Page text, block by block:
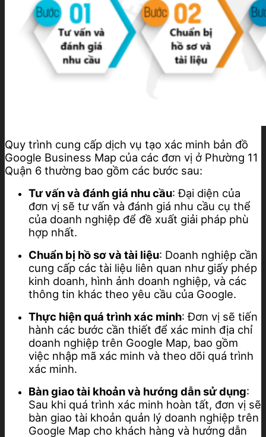
Quy trình cung cấp dịch vụ tạo xác minh bản đồ
Google Business Map của các đơn vị ở Phường 11
Quận 6 thường bao gồm các bước sau:
Tư vấn và đánh giá nhu cầu: Đại diện của
đơn vị sẽ tư vấn và đánh giá nhu cầu cụ thể
của doanh nghiệp để đề xuất giải pháp phù
hợp nhất.
Chuẩn bị hồ sơ và tài liệu: Doanh nghiệp cần
cung cấp các tài liệu liên quan như giấy phép
kinh doanh, hình ảnh doanh nghiệp, và các
thông tin khác theo yêu cầu của Google.
Thực hiện quá trình xác minh: Đơn vị sẽ tiến
hành các bước cần thiết để xác minh địa chỉ
doanh nghiệp trên Google Map, bao gồm
việc nhập mã xác minh và theo dõi quá trình
xác minh.
Bàn giao tài khoản và hướng dẫn sử dụng:
Sau khi quá trình xác minh hoàn tất, đơn vị sẽ
bàn giao tài khoản quản lý doanh nghiệp trên
Google Map cho khách hàng và hướng dẫn